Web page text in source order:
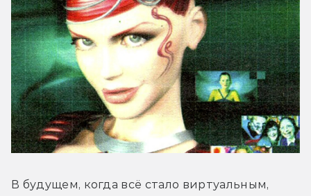
В будущем, когда всё стало виртуальным,